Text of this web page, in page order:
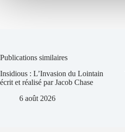
Publications similaires
Insidious : L’Invasion du Lointain
écrit et réalisé par Jacob Chase
6 août 2026